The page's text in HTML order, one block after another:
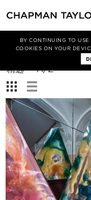
BY CONTINUING TO
COOKIES ON YOUR
筛选条件
排
序
方
式：
精选
A/Z
查
看：